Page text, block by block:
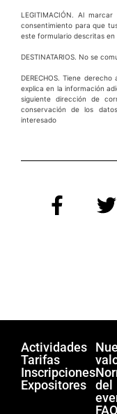
LEGITIMACIÓN. Al
consentimiento para que
este formulario descritas en
DESTINATARIOS. No se
DERECHOS. Tiene
explica en la información
siguiente dirección de
conservación de los
interesado
Actividades
Tarifas
Inscripciones
Expositores
del